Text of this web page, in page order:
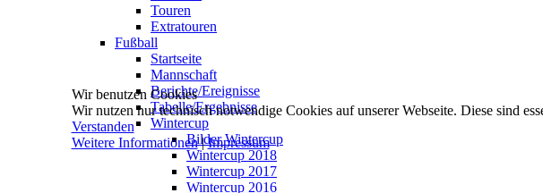
Touren
Extratouren
Fußball
Startseite
Mannschaft
Berichte/Ereignisse
Tabelle/Ergebnisse
Wintercup
Bilder Wintercup
Wintercup 2018
Wintercup 2017
Wintercup 2016
Wir benutzen Cookies
Wir nutzen nur technisch notwendige Cookies auf unserer Webseite. Diese sind
Verstanden
Weitere Informationen|Impressum